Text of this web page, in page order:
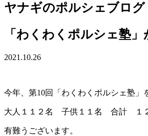
ヤナギのポルシェブログ
「わくわくポルシェ塾
2021.10.26
今年、第10回「わくわくポルシェ塾」
大人１１２名 子供１１名 合計 １２
有難うございます。